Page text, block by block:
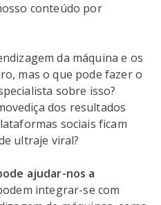
conteúdo por
da máquina e os
mas o que pode fazer o
sobre isso?
dos resultados
sociais ficam
ultraje viral?
ajudar-nos a
integrar-se com